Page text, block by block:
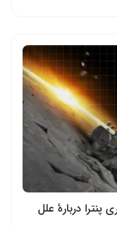
دربارهٔ علل